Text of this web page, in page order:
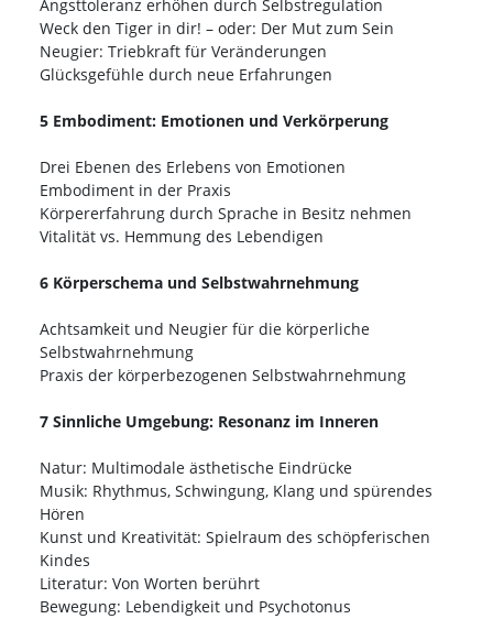
Angsttoleranz erhöhen durch Selbstregulation
Weck den Tiger in dir! – oder: Der Mut zum Sein
Neugier: Triebkraft für Veränderungen
Glücksgefühle durch neue Erfahrungen
5 Embodiment: Emotionen und Verkörperung
Drei Ebenen des Erlebens von Emotionen
Embodiment in der Praxis
Körpererfahrung durch Sprache in Besitz nehmen
Vitalität vs. Hemmung des Lebendigen
6 Körperschema und Selbstwahrnehmung
Achtsamkeit und Neugier für die körperliche
Selbstwahrnehmung
Praxis der körperbezogenen Selbstwahrnehmung
7 Sinnliche Umgebung: Resonanz im Inneren
Natur: Multimodale ästhetische Eindrücke
Musik: Rhythmus, Schwingung, Klang und spürendes
Hören
Kunst und Kreativität: Spielraum des schöpferischen
Kindes
Literatur: Von Worten berührt
Bewegung: Lebendigkeit und Psychotonus